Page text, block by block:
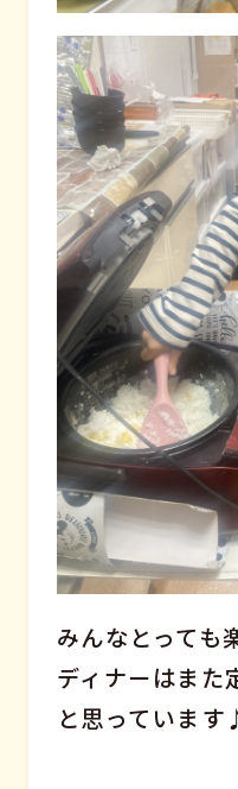
みんなとっても
ディナーはまた
と思っています